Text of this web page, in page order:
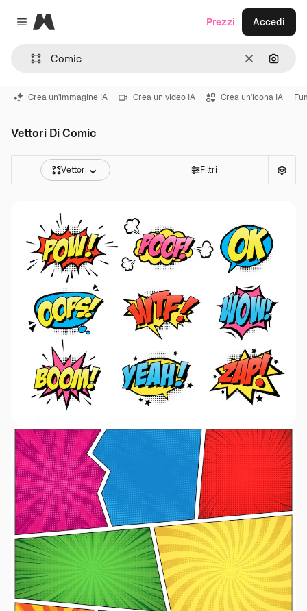
Close menu
Magnific
CancellaCerca
Prezzi Accedi
Crea un'immagine IA Crea un video IA Crea un'icona IA
Vettori Di Comic
Vettori Filtri